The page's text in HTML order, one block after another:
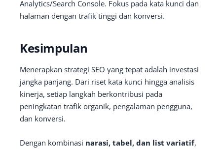
Analytics/Search Console. Fokus pada kata kunci dan
halaman dengan trafik tinggi dan konversi.
Kesimpulan
Menerapkan strategi SEO yang tepat adalah investasi
jangka panjang. Dari riset kata kunci hingga analisis
kinerja, setiap langkah berkontribusi pada
peningkatan trafik organik, pengalaman pengguna,
dan konversi.
Dengan kombinasi narasi, tabel, dan list variatif,